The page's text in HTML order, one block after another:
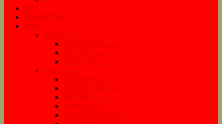
কৃষি
বানিজ্য/বিনিয়োগ
সংরক্ষণ
সংরক্ষণ ২০১৮
রথ যাত্রা সংখ্যা ২০১৮
শারদ সংখ্যা ২০১৮
বড়দিন সংখ্যা ২০১৮
সংরক্ষণ ২০১৯
বইমেলা সংখ্যা ২০১৯
দোলযাত্রা সংখ্যা ২০১৯
নববর্ষ সংখ্যা ২০১৯
মে সংখ্যা ২০১৯
জুন জামাইষষ্ঠী সংখ্যা ২০১৯